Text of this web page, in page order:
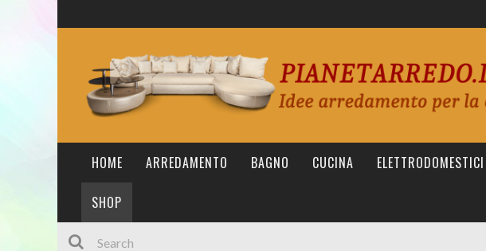
HOME ARREDAMENTO BAGNO CUCINA ELETTRODOMESTICI
SHOP